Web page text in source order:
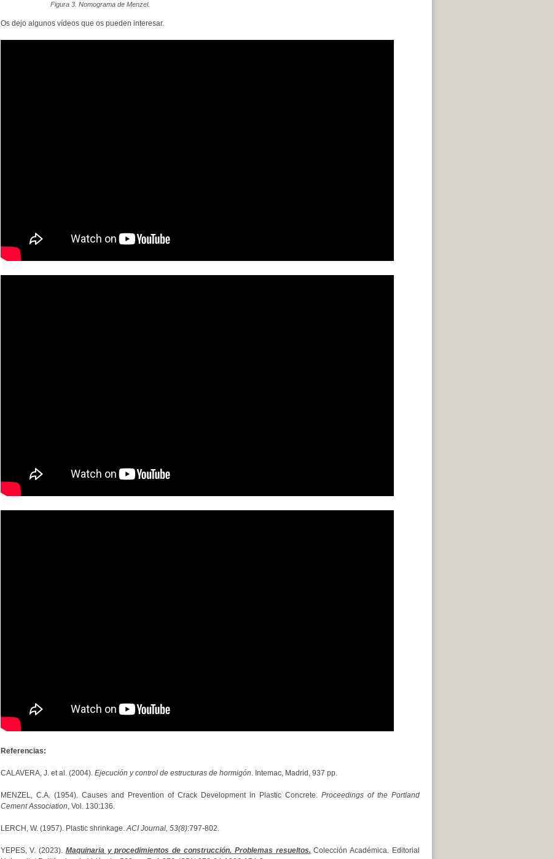
Figura 3. Nomograma de Menzel.
Os dejo algunos vídeos que os pueden interesar.
Referencias:
CALAVERA, J. et al. (2004). Ejecución y control de estructuras de hormigón. Intemac, Madrid, 937 pp.
MENZEL, C.A. (1954). Causes and Prevention of Crack Development in Plastic Concrete. Proceedings of the Portland
Cement Association, Vol. 130:136.
LERCH, W. (1957). Plastic shrinkage.ACI Journal, 53(8):797-802.
YEPES, V. (2023). Maquinaria y procedimientos de construcción. Problemas resueltos.Colección Académica. Editorial